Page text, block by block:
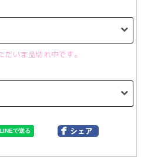
だいま品切れ中です。